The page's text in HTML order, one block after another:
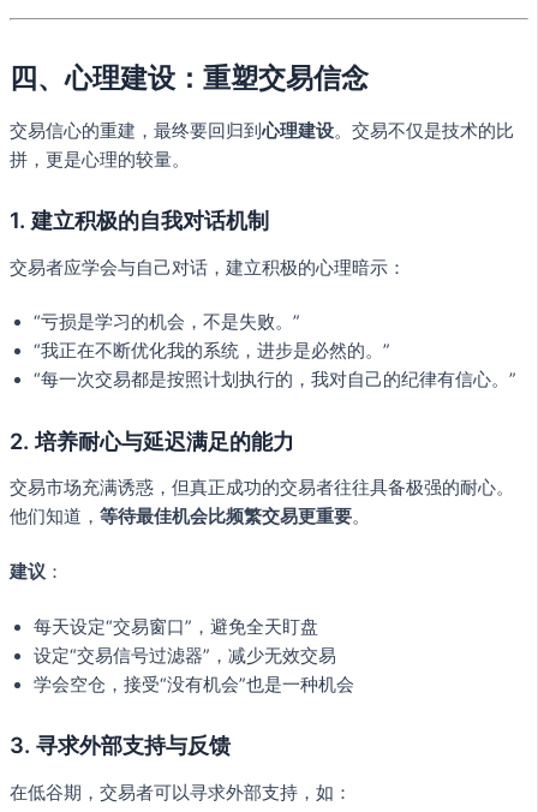
四、心理建设：重塑交易信念
交易信心的重建，最终要回归到心理建设。交易不仅是技术的比
拼，更是心理的较量。
1. 建立积极的自我对话机制
交易者应学会与自己对话，建立积极的心理暗示：
“亏损是学习的机会，不是失败。”
“我正在不断优化我的系统，进步是必然的。”
“每一次交易都是按照计划执行的，我对自己的纪律有信心。”
2. 培养耐心与延迟满足的能力
交易市场充满诱惑，但真正成功的交易者往往具备极强的耐心。
他们知道， 等待最佳机会比频繁交易更重要。
建议 ：
每天设定“交易窗口”，避免全天盯盘
设定“交易信号过滤器”，减少无效交易
学会空仓，接受“没有机会”也是一种机会
3. 寻求外部支持与反馈
在低谷期，交易者可以寻求外部支持，如：